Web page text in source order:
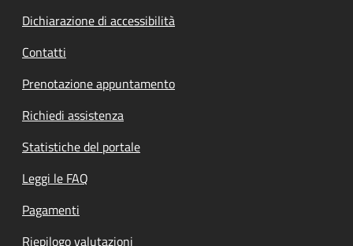
Dichiarazione di accessibilità
Contatti
Prenotazione appuntamento
Richiedi assistenza
Statistiche del portale
Leggi le FAQ
Pagamenti
Riepilogo valutazioni